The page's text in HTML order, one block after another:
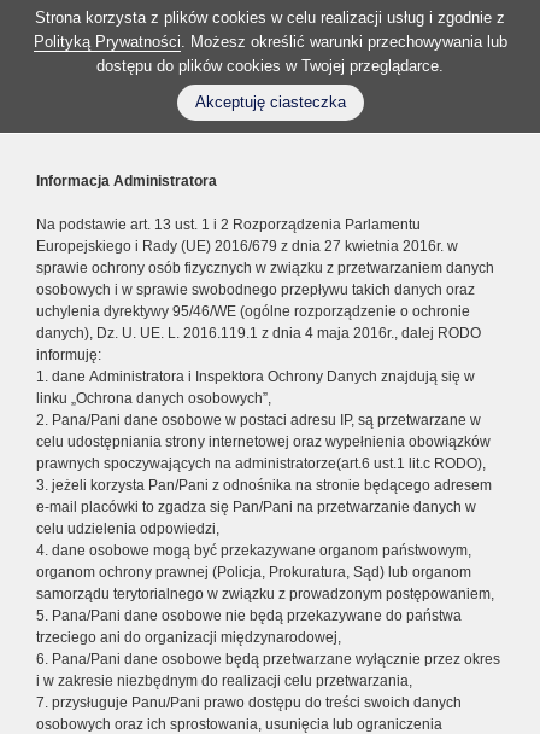
Strona korzysta z plików cookies w celu realizacji usług i zgodnie z
Polityką Prywatności. Możesz określić warunki przechowywania lub
dostępu do plików cookies w Twojej przeglądarce.
Akceptuję ciasteczka
Informacja Administratora
Na podstawie art. 13 ust. 1 i 2 Rozporządzenia Parlamentu
Europejskiego i Rady (UE) 2016/679 z dnia 27 kwietnia 2016r. w
sprawie ochrony osób fizycznych w związku z przetwarzaniem danych
osobowych i w sprawie swobodnego przepływu takich danych oraz
uchylenia dyrektywy 95/46/WE (ogólne rozporządzenie o ochronie
danych), Dz. U. UE. L. 2016.119.1 z dnia 4 maja 2016r., dalej RODO
informuję:
1. dane Administratora i Inspektora Ochrony Danych znajdują się w
linku „Ochrona danych osobowych”,
2. Pana/Pani dane osobowe w postaci adresu IP, są przetwarzane w
celu udostępniania strony internetowej oraz wypełnienia obowiązków
prawnych spoczywających na administratorze(art.6 ust.1 lit.c RODO),
3. jeżeli korzysta Pan/Pani z odnośnika na stronie będącego adresem
e-mail placówki to zgadza się Pan/Pani na przetwarzanie danych w
celu udzielenia odpowiedzi,
4. dane osobowe mogą być przekazywane organom państwowym,
organom ochrony prawnej (Policja, Prokuratura, Sąd) lub organom
samorządu terytorialnego w związku z prowadzonym postępowaniem,
5. Pana/Pani dane osobowe nie będą przekazywane do państwa
trzeciego ani do organizacji międzynarodowej,
6. Pana/Pani dane osobowe będą przetwarzane wyłącznie przez okres
i w zakresie niezbędnym do realizacji celu przetwarzania,
7. przysługuje Panu/Pani prawo dostępu do treści swoich danych
osobowych oraz ich sprostowania, usunięcia lub ograniczenia